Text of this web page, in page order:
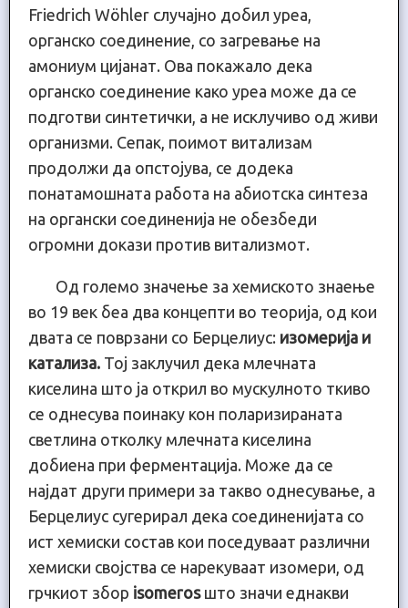
Friedrich Wöhler случајно добил уреа,
органско соединение, со загревање на
амониум цијанат. Ова покажало дека
органско соединение како уреа може да се
подготви синтетички, а не исклучиво од живи
организми. Сепак, поимот витализам
продолжи да опстојува, се додека
понатамошната работа на абиотска синтеза
на органски соединенија не обезбеди
огромни докази против витализмот.
Од големо значење за хемиското знаење
во 19 век беа два концепти во теорија, од кои
двата се поврзани со Берцелиус: изомерија и
катализа. Тој заклучил дека млечната
киселина што ја открил во мускулното ткиво
се однесува поинаку кон поларизираната
светлина отколку млечната киселина
добиена при ферментација. Може да се
најдат други примери за такво однесување, а
Берцелиус сугерирал дека соединенијата со
ист хемиски состав кои поседуваат различни
хемиски својства се нарекуваат изомери, од
грчкиот збор isomerosшто значи еднакви